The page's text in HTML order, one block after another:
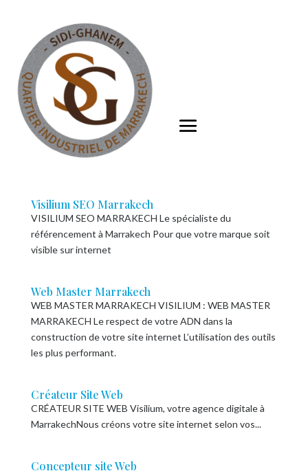
Visilium SEO Marrakech
VISILIUM SEO MARRAKECH Le spécialiste du
référencement à Marrakech Pour que votre marque soit
visible sur internet
Web Master Marrakech
WEB MASTER MARRAKECH VISILIUM : WEB MASTER
MARRAKECH Le respect de votre ADN dans la
construction de votre site internet L’utilisation des outils
les plus performant.
Créateur Site Web
CRÉATEUR SITE WEB Visilium, votre agence digitale à
MarrakechNous créons votre site internet selon vos...
Concepteur site Web